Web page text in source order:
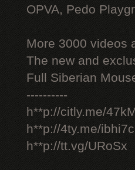
OPVA, Pedo
More 3000 videos
The new and
Full Siberian
----------
h**p://citly.me/
h**p://4ty.me/ibhi7c
h**p://tt.vg/URoSx